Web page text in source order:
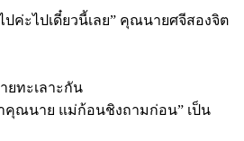
ะไปเดี๋ยวนี้เลย” คุณนายศจีสองจิต
ทะเลาะกัน
าคุณนาย แม่ก้อนชิงถามก่อน” เป็น